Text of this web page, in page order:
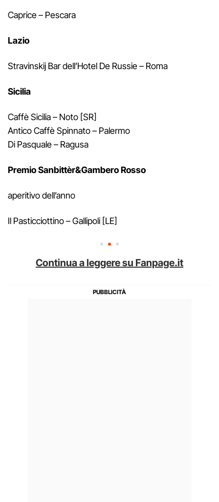
Caprice – Pescara
Lazio
Stravinskij Bar dell’Hotel De Russie – Roma
Sicilia
Caffè Sicilia – Noto [SR]
Antico Caffè Spinnato – Palermo
Di Pasquale – Ragusa
Premio Sanbittèr&Gambero Rosso
aperitivo dell’anno
Il Pasticciottino – Gallipoli [LE]
Continua a leggere su Fanpage.it